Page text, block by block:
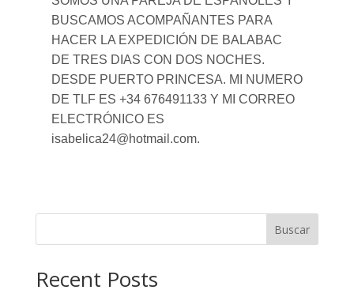
BUSCAMOS ACOMPAÑANTES PARA
HACER LA EXPEDICIÓN DE BALABAC
DE TRES DIAS CON DOS NOCHES.
DESDE PUERTO PRINCESA. MI NUMERO
DE TLF ES +34 676491133 Y MI CORREO
ELECTRÓNICO ES
isabelica24@hotmail.com.
Buscar
Recent Posts